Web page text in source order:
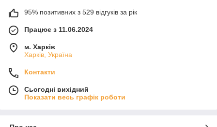
95% позитивних з 529 відгуків за рік
Працює з 11.06.2024
м. Харків
Харків, Україна
Контакти
Сьогодні вихідний
Показати весь графік роботи